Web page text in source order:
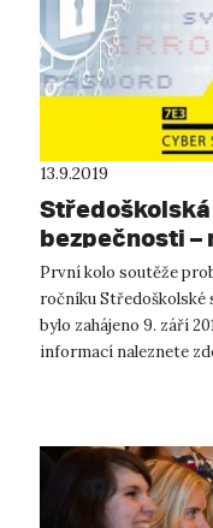
13.9.2019
bezpečnosti
První kolo soutěže
ročníku Středoškolské
bylo zahájeno 9. září
informací naleznete